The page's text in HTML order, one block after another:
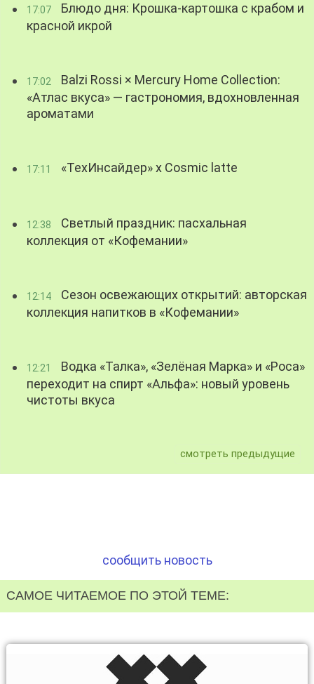
17:07
Блюдо дня: Крошка-картошка с крабом и
красной икрой
17:02
Balzi Rossi × Mercury Home Collection:
«Атлас вкуса» — гастрономия, вдохновленная
ароматами
17:11 «ТехИнсайдер» х Cosmic latte
12:38
Светлый праздник: пасхальная
коллекция от «Кофемании»
12:14
Сезон освежающих открытий: авторская
коллекция напитков в «Кофемании»
12:21
Водка «Талка», «Зелёная Марка» и «Роса»
переходит на спирт «Альфа»: новый уровень
чистоты вкуса
смотреть предыдущие
сообщить новость
САМОЕ ЧИТАЕМОЕ ПО ЭТОЙ ТЕМЕ: